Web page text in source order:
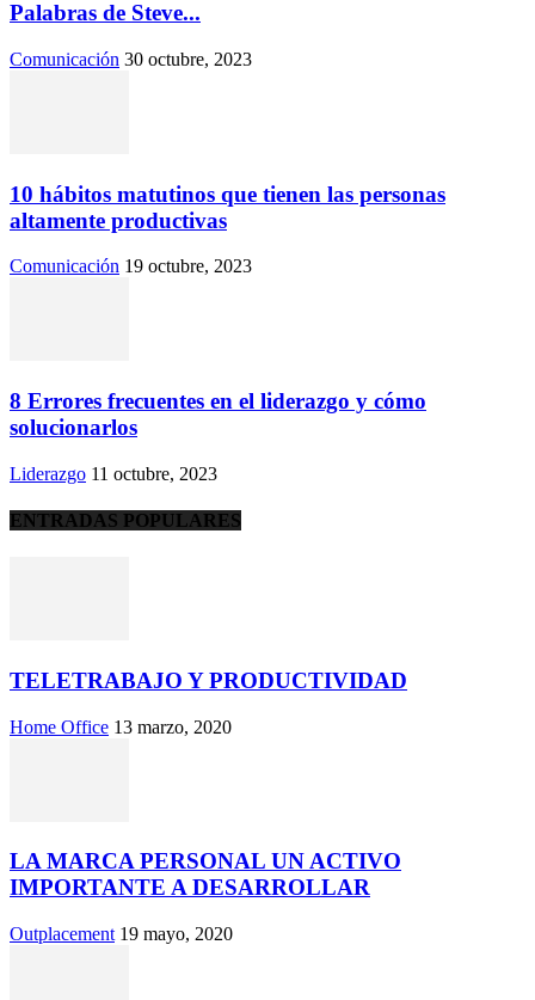
Palabras de Steve...
Comunicación 30 octubre, 2023
10 hábitos matutinos que tienen las personas
altamente productivas
Comunicación 19 octubre, 2023
8 Errores frecuentes en el liderazgo y cómo
solucionarlos
Liderazgo 11 octubre, 2023
ENTRADAS POPULARES
TELETRABAJO Y PRODUCTIVIDAD
Home Office 13 marzo, 2020
LA MARCA PERSONAL UN ACTIVO
IMPORTANTE A DESARROLLAR
Outplacement 19 mayo, 2020